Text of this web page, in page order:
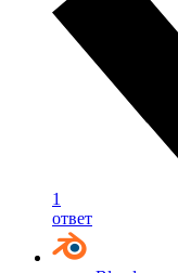
1
ответ